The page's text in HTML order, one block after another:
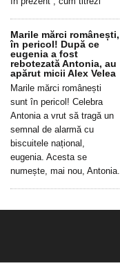
Marile mărci românești,
în pericol! După ce
eugenia a fost
rebotezată Antonia, au
apărut micii Alex Velea
Marile mărci românești
sunt în pericol! Celebra
Antonia a vrut să tragă un
semnal de alarmă cu
biscuitele național,
eugenia. Acesta se
numește, mai nou, Antonia.